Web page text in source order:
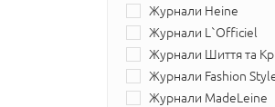
Журнали Heine
Журнали L`Officiel
Журнали Шиття та
Журнали Fashion
Журнали MadeLeine